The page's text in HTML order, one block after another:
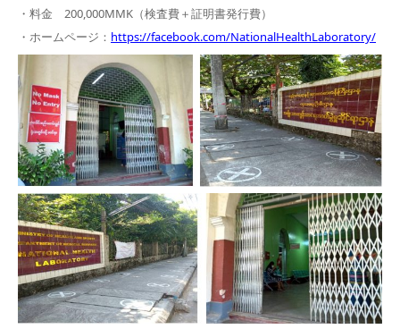
・料金 200,000MMK（検査費＋証明書発行費）
・ホームページ： https://facebook.com/NationalHealthLaboratory/